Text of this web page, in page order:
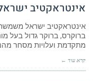
אינטראקטיב
אינטראקטיב ישראל
ברוקרס, ברוקר גדול בעל
מתקדמת ועלויות מסחר
קרא עוד ←